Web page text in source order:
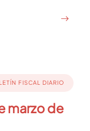
FISCAL DIARIO
marzo de